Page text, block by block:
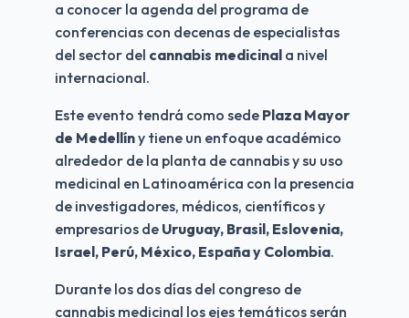
a conocer la agenda del programa de
conferencias con decenas de especialistas
del sector del cannabis medicinal a nivel
internacional.
Este evento tendrá como sede Plaza Mayor
de Medellín y tiene un enfoque académico
alrededor de la planta de cannabis y su uso
medicinal en Latinoamérica con la presencia
de investigadores, médicos, científicos y
empresarios de Uruguay, Brasil, Eslovenia,
Israel, Perú, México, España y Colombia.
Durante los dos días del congreso de